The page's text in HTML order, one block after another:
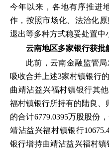
今年以来，各地有序推进
作，按照市场化、法治化
退出等多种方式稳妥处置中
云南地区多家银行获批
此前，云南金融监管
吸收合并上述3家村镇银行
曲靖沾益兴福村镇银行其
福村镇银行所持有的陆良、
的合计6779.0395万股股份
靖沾益兴福村镇银行
银行增持曲靖沾益兴福村镇